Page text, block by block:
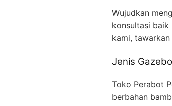
Wujudkan
konsultasi
kami,
Jenis
Toko Perabot
berbahan